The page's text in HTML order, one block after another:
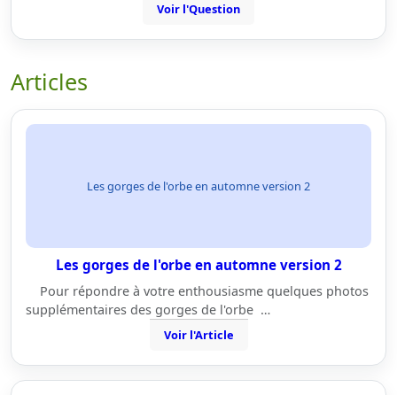
Voir l'Question
Articles
Les gorges de l'orbe en automne version 2
Les gorges de l'orbe en automne version 2
Pour répondre à votre enthousiasme quelques photos
supplémentaires des gorges de l'orbe …
Voir l'Article